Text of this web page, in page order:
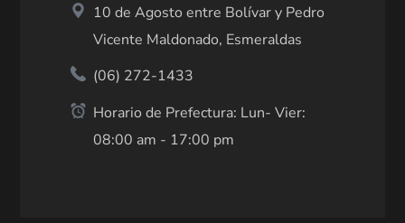
10 de Agosto entre Bolívar y Pedro
Vicente Maldonado, Esmeraldas
(06) 272-1433
Horario de Prefectura: Lun- Vier:
08:00 am - 17:00 pm